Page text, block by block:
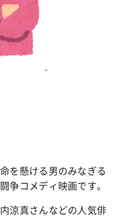
を懸ける男のみなぎる
争コメディ映画です。
涼真さんなどの人気俳